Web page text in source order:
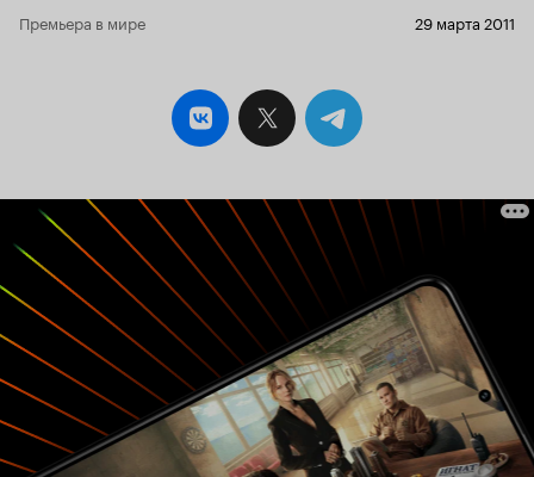
Премьера в мире
29 марта 2011